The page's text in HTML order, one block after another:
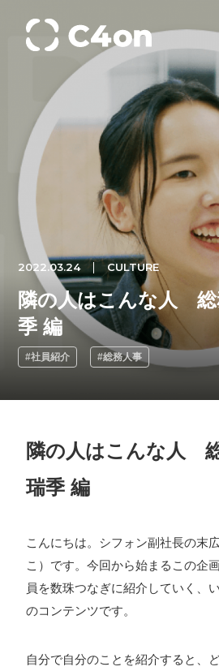
トップページ
会社情報
事業紹介
文化
採用情報
# TAGs ハッシュタグ
#22卒 #23卒 #24卒
伝 #あいさつ #アンケート #お
2022.03.24 CULTURE
隣の人はこんな人 総
季 編
#社員紹介 #総務人事
隣の人はこんな人
瑞季 編
こんにちは。シフォン副社長の末
こ）です。今回から始まるこの企
員を数珠つなぎに紹介していく、
のコンテンツです。
自分で自分のことを紹介すると、